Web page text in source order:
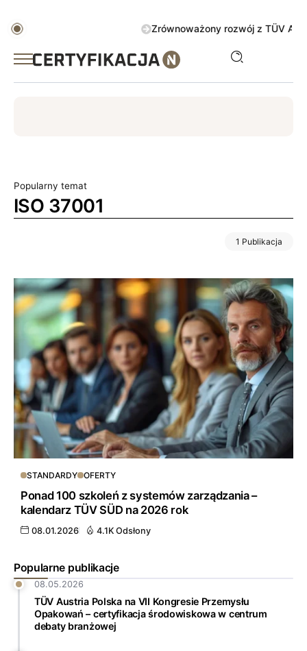
Zrównoważony rozwój z TÜV
Popularny temat
ISO 37001
1 Publikacja
Popularne publikacje
08.05.2026
TÜV Austria Polska na VII Kongresie Przemysłu
Opakowań – certyfikacja środowiskowa w centrum
debaty branżowej
STANDARDY OFERTY
Ponad 100 szkoleń z systemów zarządzania –
kalendarz TÜV SÜD na 2026 rok
08.01.2026 4.1K Odsłony